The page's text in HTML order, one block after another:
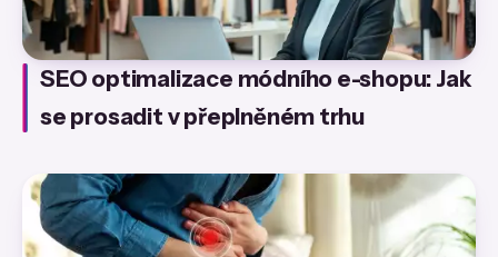
SEO optimalizace módního e-shopu: Jak
se prosadit v přeplněném trhu